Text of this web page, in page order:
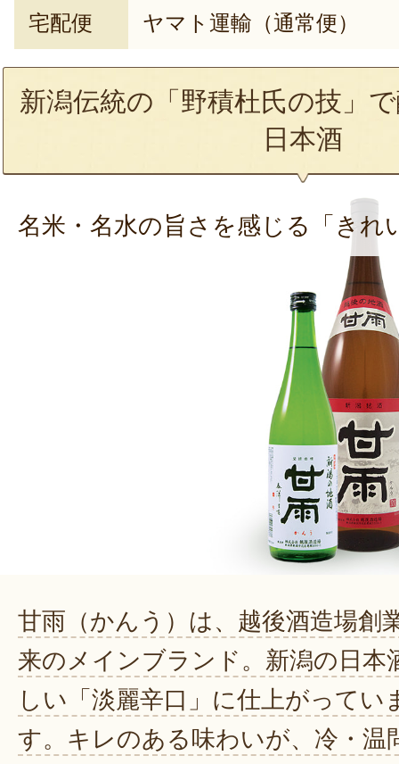
宅配便 ヤマト運輸（通常便）
新潟伝統の「野積杜氏の技」
日本酒
名米・名水の旨さを感じる「きれ
甘雨（かんう）は、越後酒造場創
来のメインブランド。新潟の日本
しい「淡麗辛口」に仕上がってい
す。キレのある味わいが、冷・温